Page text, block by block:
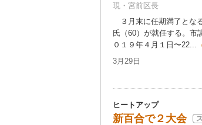
現・宮前区長
３月末に任期満了とな
氏（60）が就任する。市
０１９年４月１日〜22...
3月29日
ヒートアップ
新百合で２大会